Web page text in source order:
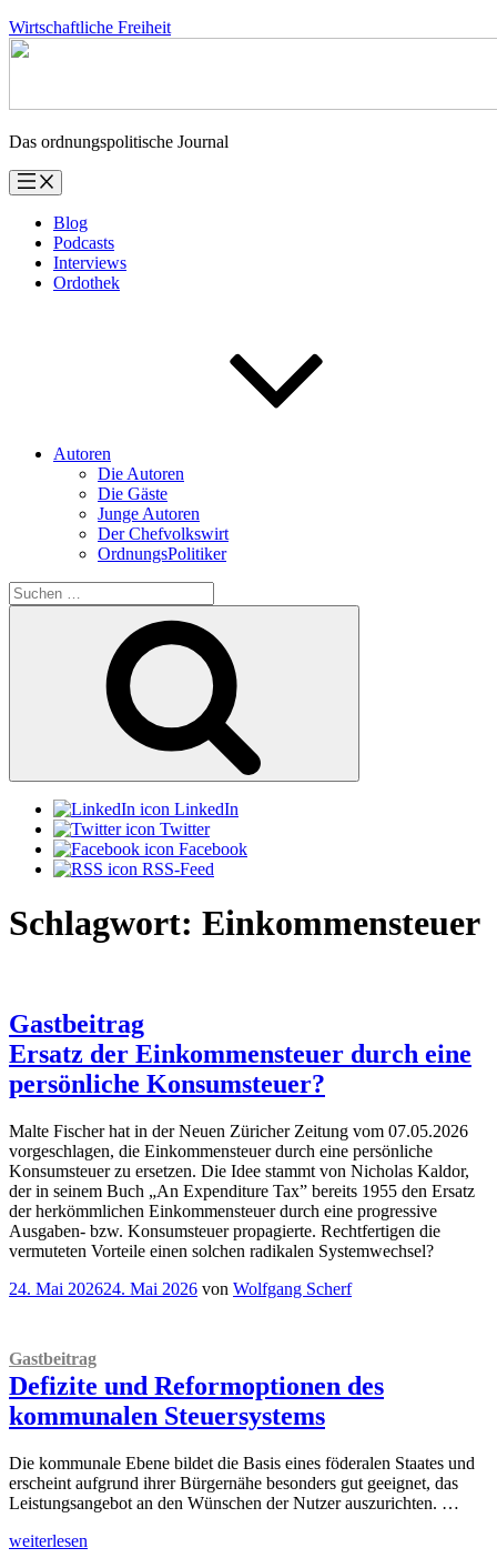
Zum
Inhalt
Wirtschaftliche Freiheit
Das ordnungspolitische Journal
Blog
Podcasts
Interviews
Ordothek
Autoren
Die Autoren
Die Gäste
Junge Autoren
Der Chefvolkswirt
OrdnungsPolitiker
Suchen
nach:
LinkedIn
Twitter
Facebook
RSS-Feed
Schlagwort: Einkommensteuer
Gastbeitrag
Ersatz der Einkommensteuer durch eine
persönliche Konsumsteuer?
Malte Fischer hat in der Neuen Züricher Zeitung vom 07.05.2026
vorgeschlagen, die Einkommensteuer durch eine persönliche
Konsumsteuer zu ersetzen. Die Idee stammt von Nicholas Kaldor,
der in seinem Buch „An Expenditure Tax” bereits 1955 den Ersatz
der herkömmlichen Einkommensteuer durch eine progressive
Ausgaben- bzw. Konsumsteuer propagierte. Rechtfertigen die
vermuteten Vorteile einen solchen radikalen Systemwechsel?
Veröffentlicht
24. Mai 202624. Mai 2026 von Wolfgang Scherf
Gastbeitrag
Defizite und Reformoptionen des
kommunalen Steuersystems
Die kommunale Ebene bildet die Basis eines föderalen Staates und
erscheint aufgrund ihrer Bürgernähe besonders gut geeignet, das
Leistungsangebot an den Wünschen der Nutzer auszurichten. …
„Gastbeitrag
weiterlesen